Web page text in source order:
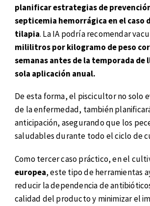
planificar estrategias de
septicemia hemorrágica en el caso
tilapia. La IA podría recomendar
mililitros por kilogramo de peso
semanas antes de la temporada de
sola aplicación anual.
De esta forma, el piscicultor no solo
de la enfermedad, también
anticipación, asegurando que los
saludables durante todo el ciclo de
Como tercer caso práctico, en el
europea, este tipo de herramientas
reducir la dependencia de
calidad del producto y minimizar el